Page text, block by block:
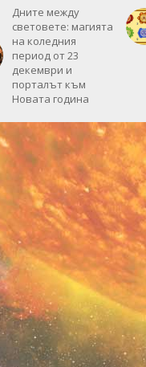
Дните между
световете: магията
на коледния
период от 23
декември и
порталът към
Новата година